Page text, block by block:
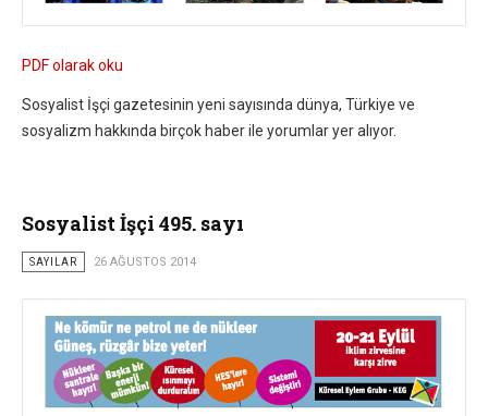
PDF olarak oku
Sosyalist İşçi gazetesinin yeni sayısında dünya, Türkiye ve
sosyalizm hakkında birçok haber ile yorumlar yer alıyor.
Sosyalist İşçi 495. sayı
SAYILAR 26 AĞUSTOS 2014